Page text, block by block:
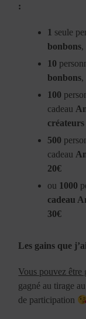
:
1 seule
bonbons,
10
bonbons,
100
cadeau
créateurs
500
cadeau
20€
ou 1000
cadeau
30€
Les gains que
Vous pouvez être
gagné au tirage
de participation